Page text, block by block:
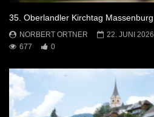
35. Oberlandler Kirchtag Massenburg
NORBERT ORTNER
22. JUNI 2026
677
0